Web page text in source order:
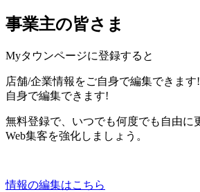
事業主の皆さま
Myタウンページに登録すると
店舗/企業情報をご自身で編集できます!
自身で編集できます!
無料登録で、いつでも何度でも自由に
Web集客を強化しましょう。
情報の編集はこちら